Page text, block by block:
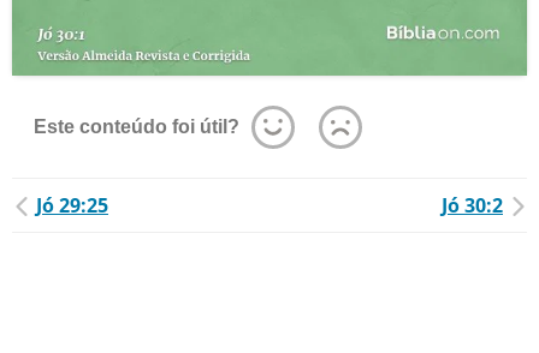
Este conteúdo foi útil?
Jó 29:25 Jó 30:2